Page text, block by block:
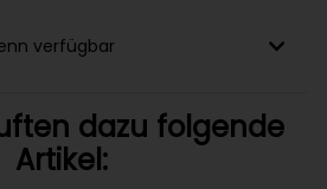
verfügbar
dazu folgende
Artikel: